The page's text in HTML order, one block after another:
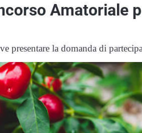
Amatoriale
presentare la domanda di